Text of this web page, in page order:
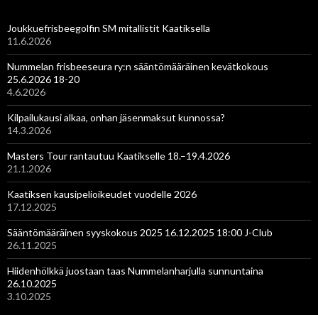
Joukkuefrisbeegolfin SM mitallistit Kaatiksella
11.6.2026
Nummelan frisbeeseura ry:n sääntömääräinen kevätkokous
25.6.2026 18-20
4.6.2026
Kilpailukausi alkaa, onhan jäsenmaksut kunnossa?
14.3.2026
Masters Tour rantautuu Kaatikselle 18.–19.4.2026
21.1.2026
Kaatiksen kausipelioikeudet vuodelle 2026
17.12.2025
Sääntömääräinen syyskokous 2025 16.12.2025 18:00 J-Club
26.11.2025
Hiidenhölkkä juostaan taas Nummelanharjulla sunnuntaina
26.10.2025
3.10.2025